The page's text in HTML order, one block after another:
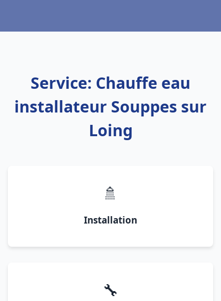
Service: Chauffe eau
installateur Souppes sur
Loing
🚿
Installation
🔧